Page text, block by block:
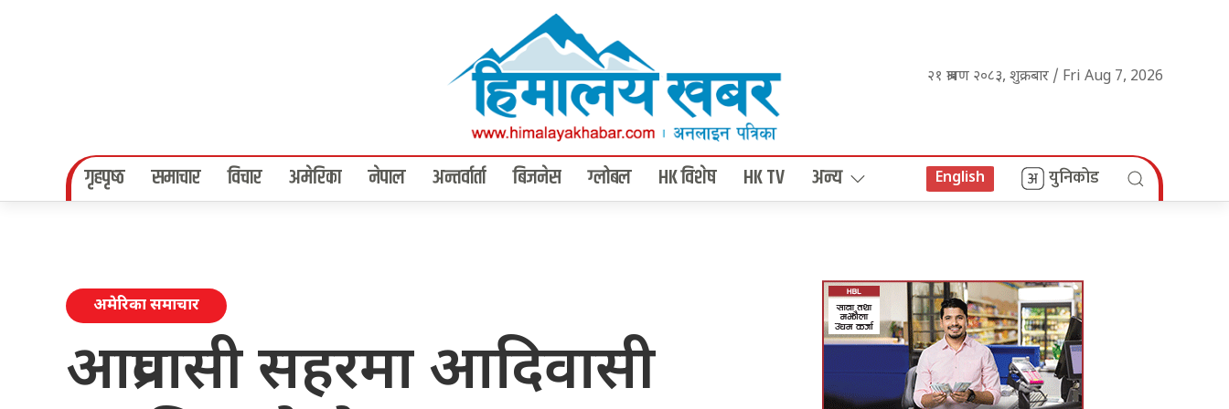
२१ श्रावण २०८३, शुक्रबार / Fri Aug 7, 2026
गृहपृष्‍ठ समाचार विचार अमेरिका नेपाल अन्तर्वार्ता बिजनेस ग्लोबल HK विशेष HK TV अन्य English युनिकोड
अमेरिका समाचार
आप्रवासी सहरमा आदिवासी